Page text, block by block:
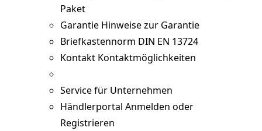
Paket
Garantie Hinweise zur Garantie
Briefkastennorm DIN EN 13724
Kontakt Kontaktmöglichkeiten
Service für Unternehmen
Händlerportal Anmelden oder
Registrieren